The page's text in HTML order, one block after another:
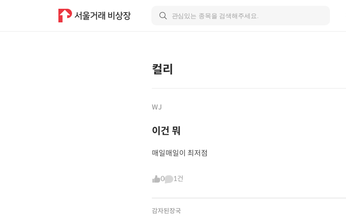
컬리
WJ
이건 뭐
매일매일이 최저점
0 1건
감자된장국